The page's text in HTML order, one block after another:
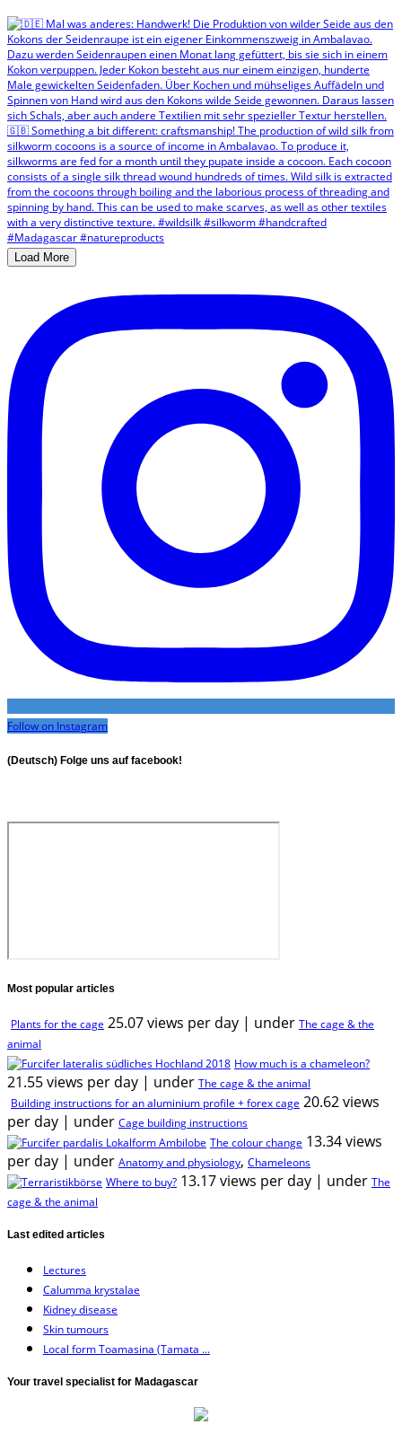
Load More
Follow on Instagram
(Deutsch) Folge uns auf facebook!
Most popular articles
Plants for the cage 25.07 views per day | under The cage & the
animal
How much is a chameleon?
21.55 views per day | under The cage & the animal
Building instructions for an aluminium profile + forex cage 20.62 views
per day | under Cage building instructions
The colour change 13.34 views
per day | under Anatomy and physiology, Chameleons
Where to buy? 13.17 views per day | under The
cage & the animal
Last edited articles
Lectures
Calumma krystalae
Kidney disease
Skin tumours
Local form Toamasina (Tamata ...
Your travel specialist for Madagascar